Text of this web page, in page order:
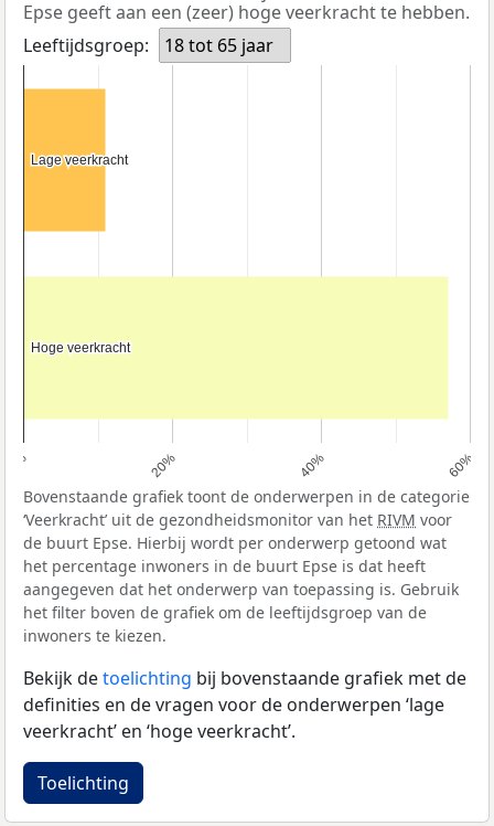
Epse geeft aan een (zeer) hoge veerkracht te hebben.
Leeftijdsgroep:
18 tot 65 jaar
0% 20% 40% 60%
Lage veerkracht
Lage veerkracht
Hoge veerkracht
Hoge veerkracht
Bovenstaande grafiek toont de onderwerpen in de categorie
‘Veerkracht’ uit de gezondheidsmonitor van het RIVM voor
de buurt Epse. Hierbij wordt per onderwerp getoond wat
het percentage inwoners in de buurt Epse is dat heeft
aangegeven dat het onderwerp van toepassing is. Gebruik
het filter boven de grafiek om de leeftijdsgroep van de
inwoners te kiezen.
Bekijk detoelichting bij bovenstaande grafiek met de
definities en de vragen voor de onderwerpen ‘lage
veerkracht’ en ‘hoge veerkracht’.
Toelichting